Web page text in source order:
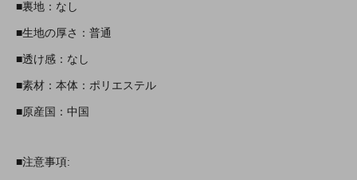
■裏地：なし
■生地の厚さ：普通
■透け感：なし
■素材：本体：ポリエステル
■原産国：中国
■注意事項: